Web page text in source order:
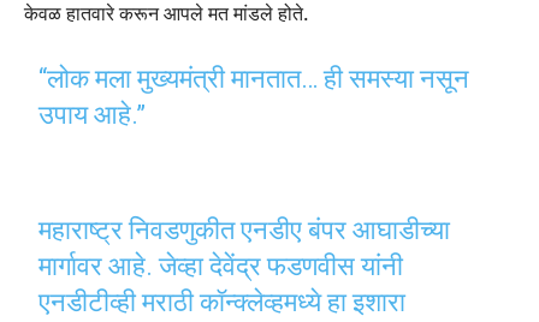
केवळ हातवारे करून आपले मत मांडले होते.
“लोक मला मुख्यमंत्री मानतात… ही समस्या नसून
उपाय आहे.”
महाराष्ट्र निवडणुकीत एनडीए बंपर आघाडीच्या
मार्गावर आहे. जेव्हा देवेंद्र फडणवीस यांनी
एनडीटीव्ही मराठी कॉन्क्लेव्हमध्ये हा इशारा